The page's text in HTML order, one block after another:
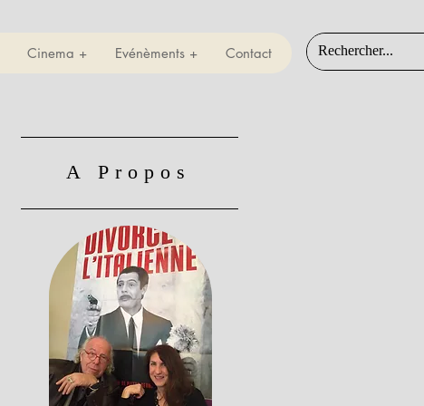
Cinema + Evénèments + Contact
A Propos